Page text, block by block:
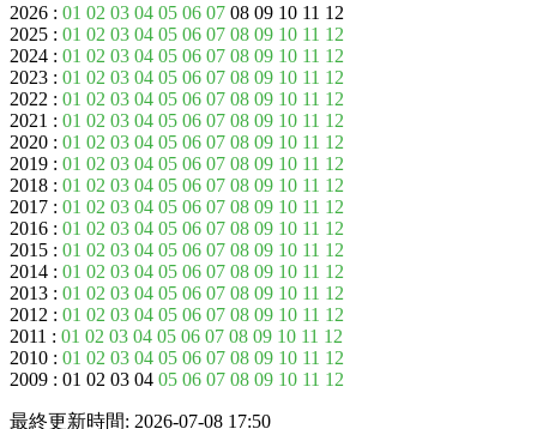
2026 : 01 02 03 04 05 06 07 08 09 10 11 12
2025 : 01 02 03 04 05 06 07 08 09 10 11 12
2024 : 01 02 03 04 05 06 07 08 09 10 11 12
2023 : 01 02 03 04 05 06 07 08 09 10 11 12
2022 : 01 02 03 04 05 06 07 08 09 10 11 12
2021 : 01 02 03 04 05 06 07 08 09 10 11 12
2020 : 01 02 03 04 05 06 07 08 09 10 11 12
2019 : 01 02 03 04 05 06 07 08 09 10 11 12
2018 : 01 02 03 04 05 06 07 08 09 10 11 12
2017 : 01 02 03 04 05 06 07 08 09 10 11 12
2016 : 01 02 03 04 05 06 07 08 09 10 11 12
2015 : 01 02 03 04 05 06 07 08 09 10 11 12
2014 : 01 02 03 04 05 06 07 08 09 10 11 12
2013 : 01 02 03 04 05 06 07 08 09 10 11 12
2012 : 01 02 03 04 05 06 07 08 09 10 11 12
2011 : 01 02 03 04 05 06 07 08 09 10 11 12
2010 : 01 02 03 04 05 06 07 08 09 10 11 12
2009 : 01 02 03 04 05 06 07 08 09 10 11 12
最終更新時間: 2026-07-08 17:50